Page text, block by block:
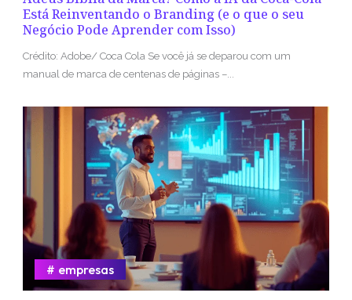
Está Reinventando o Branding (e o que o seu
Negócio Pode Aprender com Isso)
Crédito: Adobe/ Coca Cola Se você já se deparou com um
manual de marca de centenas de páginas –...
empresas